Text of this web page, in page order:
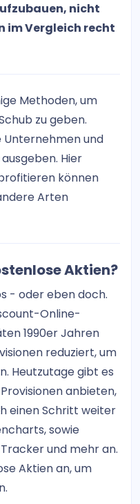
nicht
im Vergleich recht
Methoden, um
zu geben.
Unternehmen und
Hier
können
Arten
Aktien?
- oder eben doch.
Online-
1990er Jahren
reduziert, um
Heutzutage gibt es
anbieten,
einen Schritt weiter
sowie
und mehr an.
Aktien an, um